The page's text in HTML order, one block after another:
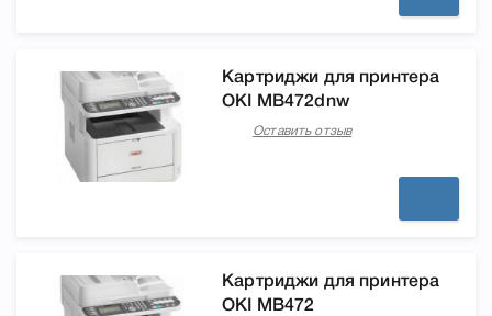
Картриджи для принтера
OKI MB472dnw
Оставить отзыв
Картриджи для принтера
OKI MB472